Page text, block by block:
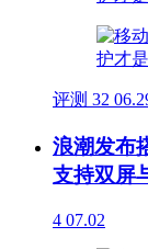
评测 32
浪潮发布
支持双屏
4 07.02